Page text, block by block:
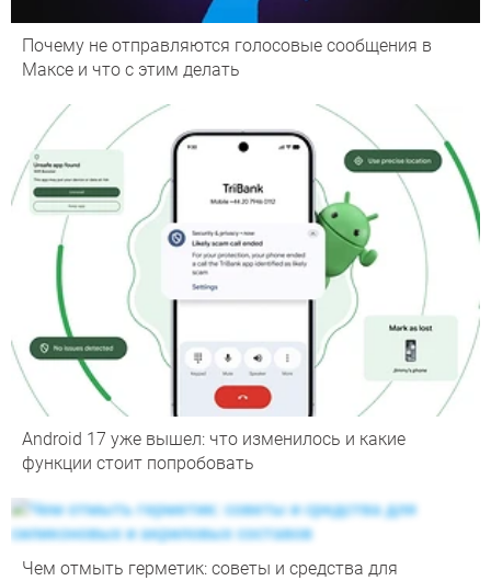
Почему не отправляются голосовые сообщения в
Максе и что с этим делать
Android 17 уже вышел: что изменилось и какие
функции стоит попробовать
Чем отмыть герметик: советы и средства для